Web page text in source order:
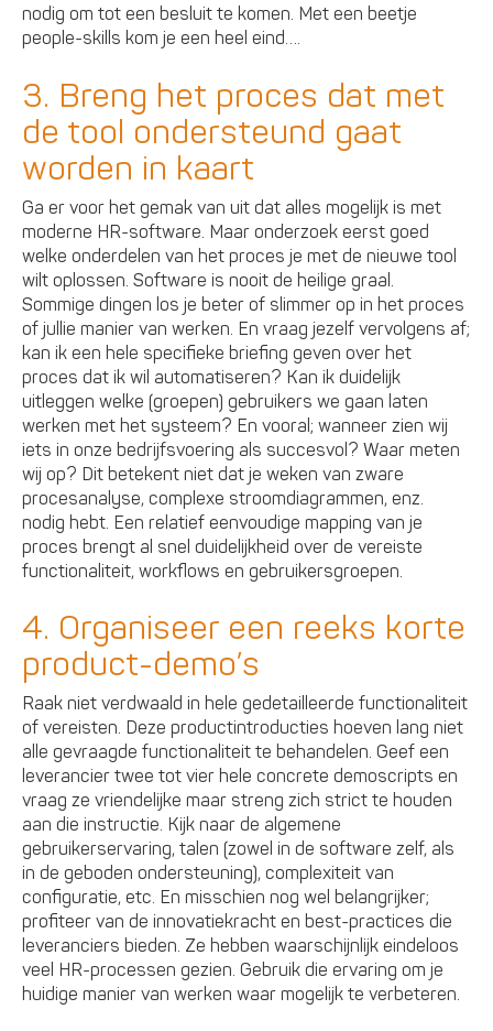
nodig om tot een besluit te komen. Met een beetje
people-skills kom je een heel eind….
3. Breng het proces dat met
de tool ondersteund gaat
worden in kaart
Ga er voor het gemak van uit dat alles mogelijk is met
moderne HR-software. Maar onderzoek eerst goed
welke onderdelen van het proces je met de nieuwe tool
wilt oplossen. Software is nooit de heilige graal.
Sommige dingen los je beter of slimmer op in het proces
of jullie manier van werken. En vraag jezelf vervolgens af;
kan ik een hele specifieke briefing geven over het
proces dat ik wil automatiseren? Kan ik duidelijk
uitleggen welke (groepen) gebruikers we gaan laten
werken met het systeem? En vooral; wanneer zien wij
iets in onze bedrijfsvoering als succesvol? Waar meten
wij op? Dit betekent niet dat je weken van zware
procesanalyse, complexe stroomdiagrammen, enz.
nodig hebt. Een relatief eenvoudige mapping van je
proces brengt al snel duidelijkheid over de vereiste
functionaliteit, workflows en gebruikersgroepen.
4. Organiseer een reeks korte
product-demo’s
Raak niet verdwaald in hele gedetailleerde functionaliteit
of vereisten. Deze productintroducties hoeven lang niet
alle gevraagde functionaliteit te behandelen. Geef een
leverancier twee tot vier hele concrete demoscripts en
vraag ze vriendelijke maar streng zich strict te houden
aan die instructie. Kijk naar de algemene
gebruikerservaring, talen (zowel in de software zelf, als
in de geboden ondersteuning), complexiteit van
configuratie, etc. En misschien nog wel belangrijker;
profiteer van de innovatiekracht en best-practices die
leveranciers bieden. Ze hebben waarschijnlijk eindeloos
veel HR-processen gezien. Gebruik die ervaring om je
huidige manier van werken waar mogelijk te verbeteren.